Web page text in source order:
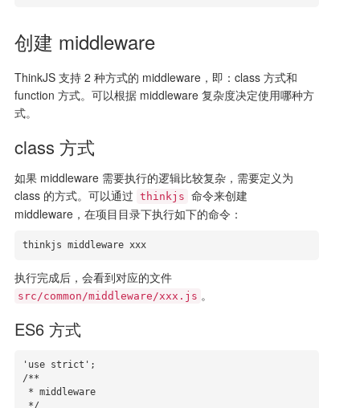
创建 middleware
ThinkJS 支持 2 种方式的 middleware，即：class 方式和
function 方式。可以根据 middleware 复杂度决定使用哪种方
式。
class 方式
如果 middleware 需要执行的逻辑比较复杂，需要定义为
class 的方式。可以通过 thinkjs 命令来创建
middleware，在项目目录下执行如下的命令：
thinkjs middleware xxx
执行完成后，会看到对应的文件
src/common/middleware/xxx.js 。
ES6 方式
'use strict';
/**